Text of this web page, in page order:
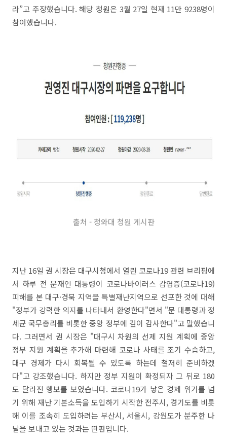
라”고 주장했습니다. 해당 청원은 3월 27일 현재 11만 9238명이
참여했습니다.
출처 - 청와대 청원 게시판
지난 16일 권 시장은 대구시청에서 열린 코로나19 관련 브리핑에
서 하루 전 문재인 대통령이 코로나바이러스 감염증(코로나19)
피해를 본 대구·경북 지역을 특별재난지역으로 선포한 것에 대해
"정부가 강력한 의지를 나타내서 환영한다"면서 "문 대통령과 정
세균 국무총리를 비롯한 중앙 정부에 깊이 감사한다"고 말했습니
다. 그러면서 권 시장은 "대구시 차원의 선제 지원 계획에 중앙
정부 지원 계획을 추가해 마련해 코로나 사태를 조기 수습하고,
대구 경제가 다시 회복될 수 있도록 하는데 철저히 준비하겠
다"고 강조했습니다. 하지만 정부 지원이 확정되자 그 뒤로 180
도 달라진 행보를 보였습니다. 코로나19가 낳은 경제 위기를 넘
기 위해 재난 기본소득을 도입하기 시작한 전주시, 경기도를 비롯
해 이를 조속히 도입하려는 부산시, 서울시, 강원도가 분주한 나
날을 보내고 있는 것과는 딴판입니다.